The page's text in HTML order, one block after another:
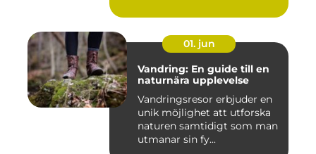
01. jun
Vandring: En guide till en
naturnära upplevelse
Vandringsresor erbjuder en
unik möjlighet att utforska
naturen samtidigt som man
utmanar sin fy...